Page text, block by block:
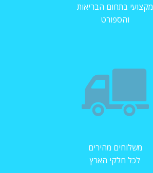
מקצועי בתחום הבריאות
והספורט
משלוחים מהירים
לכל חלקי הארץ